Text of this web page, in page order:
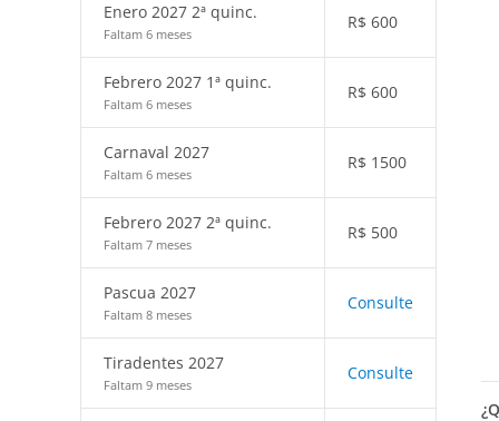
Enero 2027 2ª quinc.
Faltam 6 meses
R$ 600
Febrero 2027 1ª quinc.
Faltam 6 meses
R$ 600
Carnaval 2027
Faltam 6 meses
R$ 1500
Febrero 2027 2ª quinc.
Faltam 7 meses
R$ 500
Pascua 2027
Faltam 8 meses
Consulte
Tiradentes 2027
Faltam 9 meses
Consulte